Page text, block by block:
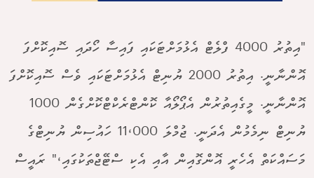
"އިތުރު 4000 ފްލެޓް އެޅުމަށްޓަކައި ފައިސާ ހޯދައި ސޮއިކޮށްފަ
އޮންނާނީ. އިތުރު 2000 ޔުނިޓް އެޅުމަށްޓަކައި ވެސް ސޮއިކޮށްފަ
އޮންނާނީ. މީގެއިތުރުން އެޕޯލޯއާ ކޮންޓްރެކްޓްކޮށްގެން 1000
ޔުނިޓް ނިމެމުން އެދަނީ. ޖުމްލަ 11،000 ހައުސިން ޔުނިޓްގެ
މަސައްކަތް އެހެރީ އޮންގޮއިން އާއި އެކި ސްޓޭޖްތަކުގައި،" ރައީސް